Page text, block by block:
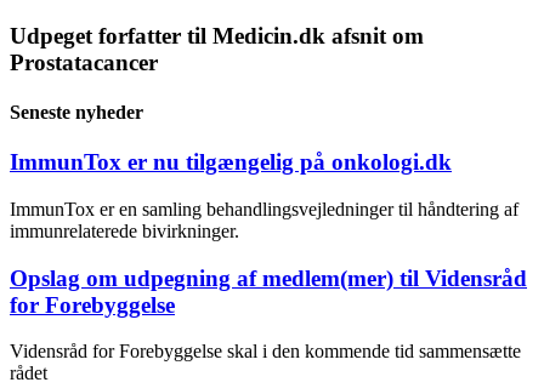
Udpeget forfatter til Medicin.dk afsnit om
Prostatacancer
Seneste nyheder
ImmunTox er nu tilgængelig på onkologi.dk
ImmunTox er en samling behandlingsvejledninger til håndtering af
immunrelaterede bivirkninger.
Opslag om udpegning af medlem(mer) til Vidensråd
for Forebyggelse
Vidensråd for Forebyggelse skal i den kommende tid sammensætte
rådet